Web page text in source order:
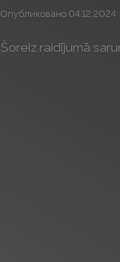
Опубликовано 04.12.2024
Šoreiz raidījumā